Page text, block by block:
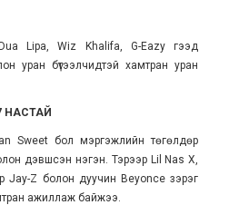
Lipa, Wiz Khalifa, G-Eazy гээд
уран бүтээлчидтэй хамтран уран
НАСТАЙ
Sweet бол мэргэжлийн төгөлдөр
дэвшсэн нэгэн. Тэрээр Lil Nas X,
Jay-Z болон дуучин Beyonce зэрэг
ажиллаж байжээ.